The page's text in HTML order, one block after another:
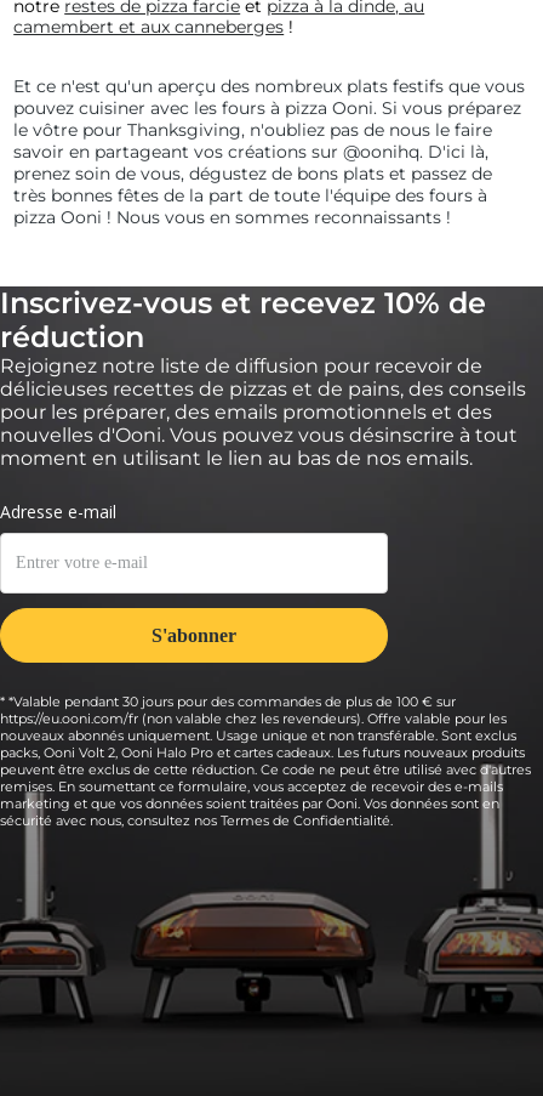
notre restes de pizza farcie et pizza à la dinde, au
camembert et aux canneberges !
Et ce n'est qu'un aperçu des nombreux plats festifs que vous
pouvez cuisiner avec les fours à pizza Ooni. Si vous préparez
le vôtre pour Thanksgiving, n'oubliez pas de nous le faire
savoir en partageant vos créations sur @oonihq. D'ici là,
prenez soin de vous, dégustez de bons plats et passez de
très bonnes fêtes de la part de toute l'équipe des fours à
pizza Ooni ! Nous vous en sommes reconnaissants !
Inscrivez-vous et recevez 10% de
réduction
Rejoignez notre liste de diffusion pour recevoir de
délicieuses recettes de pizzas et de pains, des conseils
pour les préparer, des emails promotionnels et des
nouvelles d'Ooni. Vous pouvez vous désinscrire à tout
moment en utilisant le lien au bas de nos emails.
* *Valable pendant 30 jours pour des commandes de plus de 100 € sur
https://eu.ooni.com/fr (non valable chez les revendeurs). Offre valable pour les
nouveaux abonnés uniquement. Usage unique et non transférable. Sont exclus
packs, Ooni Volt 2, Ooni Halo Pro et cartes cadeaux. Les futurs nouveaux produits
peuvent être exclus de cette réduction. Ce code ne peut être utilisé avec d'autres
remises. En soumettant ce formulaire, vous acceptez de recevoir des e-mails
marketing et que vos données soient traitées par Ooni. Vos données sont en
sécurité avec nous, consultez nos Termes de Confidentialité.